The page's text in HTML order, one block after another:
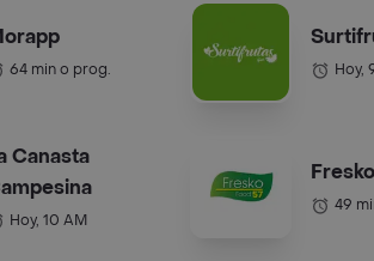
64 min o prog.
Canasta
Hoy, 10 AM
Hoy,
49